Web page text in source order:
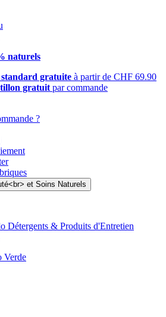
naturels
gratuite à partir de CHF 69.90
gratuit par commande
?
Détergents & Produits d'Entretien